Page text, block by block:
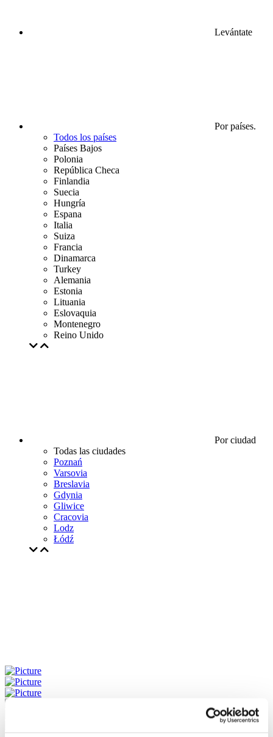
Levántate
Por países.
Todos los países
Países Bajos
Polonia
República Checa
Finlandia
Suecia
Hungría
Espana
Italia
Suiza
Francia
Dinamarca
Turkey
Alemania
Estonia
Lituania
Eslovaquia
Montenegro
Reino Unido
Por ciudad
Todas las ciudades
Poznań
Varsovia
Breslavia
Gdynia
Gliwice
Cracovia
Lodz
Łódź